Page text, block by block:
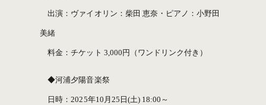
出演：ヴァイオリン：柴田 恵奈・ピアノ：小野田
美緒
料金：チケット 3,000円（ワンドリンク付き）
◆河浦夕陽音楽祭
日時：2025年10月25日(土) 18:00～